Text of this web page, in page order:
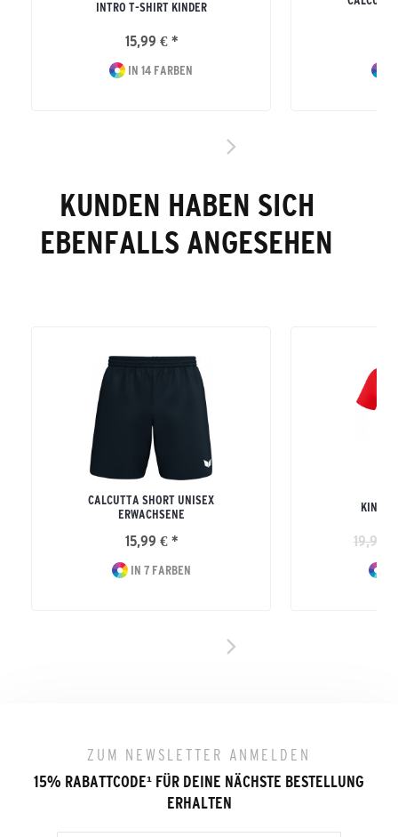
INTRO T-SHIRT KINDER
15,99 € *
IN 14 FARBEN
KUNDEN HABEN SICH
EBENFALLS ANGESEHEN
CALCUTTA SHORT UNISEX
ERWACHSENE
15,99 € *
IN 7 FARBEN
19,99
ZUM NEWSLETTER ANMELDEN
15% RABATTCODE¹ FÜR DEINE NÄCHSTE BESTELLUNG
ERHALTEN